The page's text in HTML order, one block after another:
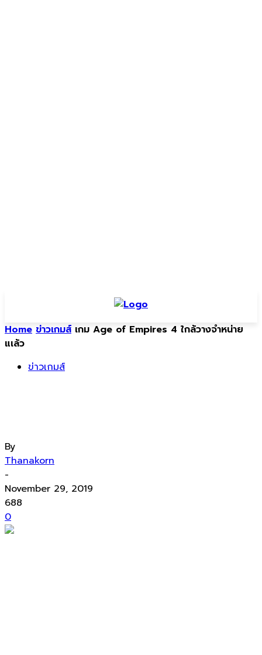
Home ข่าวเกมส์ เกม Age of Empires 4 ใกล้วางจำหน่าย
แเล้ว
ข่าวเกมส์
By
Thanakorn
-
November 29, 2019
688
0